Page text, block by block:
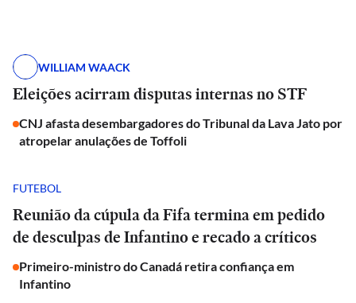
WILLIAM WAACK
Eleições acirram disputas internas no STF
CNJ afasta desembargadores do Tribunal da Lava Jato por
atropelar anulações de Toffoli
FUTEBOL
Reunião da cúpula da Fifa termina em pedido
de desculpas de Infantino e recado a críticos
Primeiro-ministro do Canadá retira confiança em
Infantino